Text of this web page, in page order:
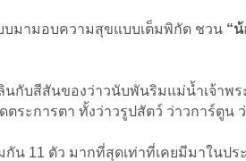
บมามอบความสุขแบบเต็มพิกัด ชวน “น้
กับสีสันของว่าวนับพันริมแม่น้ำเจ้าพ
ระการตา ทั้งว่าวรูปสัตว์ ว่าวการ์ตูน
น 11 ตัว มากที่สุดเท่าที่เคยมีมาในปร